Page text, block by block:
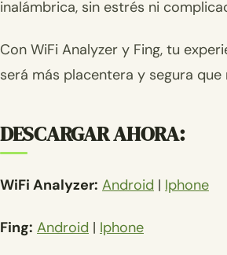
inalámbrica, sin estrés ni
Con WiFi Analyzer y Fing, tu
será más placentera y segura que
DESCARGAR AHORA:
WiFi Analyzer: Android | Iphone
Fing: Android | Iphone